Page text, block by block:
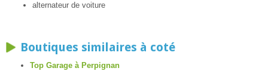
alternateur de voiture
Boutiques similaires à coté
Top Garage à Perpignan